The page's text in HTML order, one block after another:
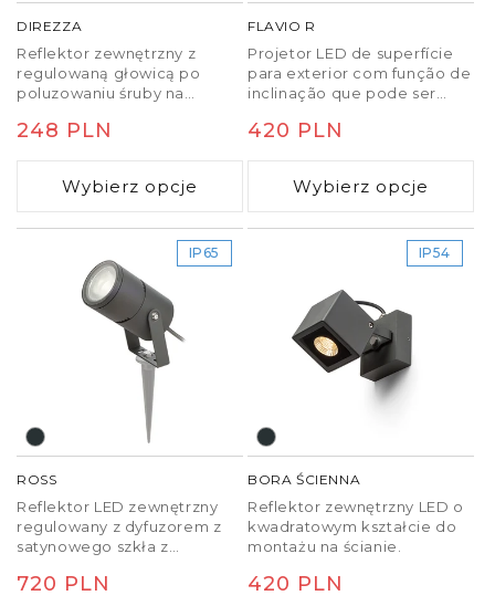
DIREZZA
Reflektor zewnętrzny z
regulowaną głowicą po
poluzowaniu śruby na
Cena
regularna
248 PLN
Wybierz opcje
FLAVIO R
Projetor LED de superfície
para exterior com função de
inclinação que pode ser
parede.
Cena
regularna
420 PLN
Wybierz opcje
IP65
ROSS
Reflektor LED zewnętrzny
regulowany z dyfuzorem z
satynowego szkła z
świecenia 8-30°, do
Cena
720 PLN
IP54
BORA ŚCIENNA
Reflektor zewnętrzny LED o
kwadratowym kształcie do
montażu na ścianie.
Cena
420 PLN